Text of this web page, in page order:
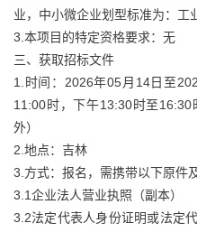
业，中小微企业划型标准为：工
3.本项目的特定资格要求：无
三、获取招标文件
1.时间：2026年05月14日至
11:00时，下午13:30时至
外）
2.地点：吉林
3.方式：报名，需携带以下原件
3.1企业法人营业执照（副本）
3.2法定代表人身份证明或法定